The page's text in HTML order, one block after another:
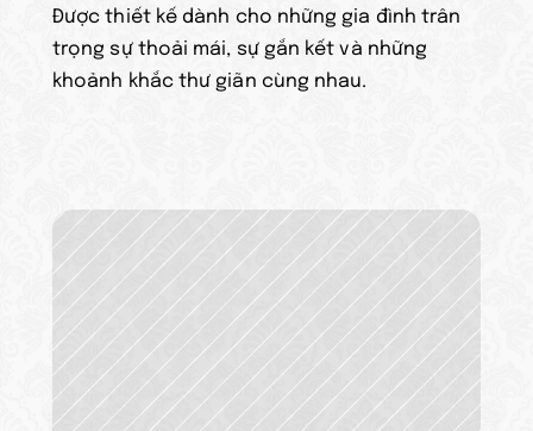
Được thiết kế dành cho những gia đình trân
trọng sự thoải mái, sự gắn kết và những
khoảnh khắc thư giãn cùng nhau.